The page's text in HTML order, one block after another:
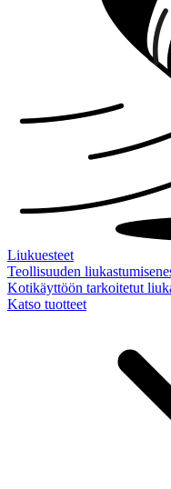
Liukuesteet
Teollisuuden
Kotikäyttöön tarkoitetut
Katso tuotteet